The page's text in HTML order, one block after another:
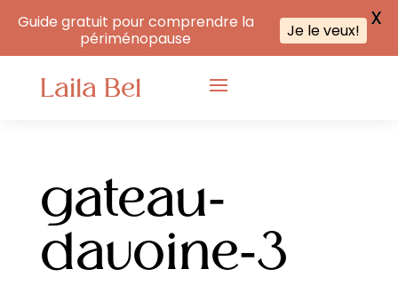
Laila Bel
gateau-
davoine-3
Guide gratuit pour comprendre la
périménopause
Je le veux! X